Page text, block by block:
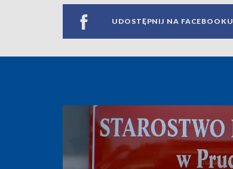
UDOSTĘPNIJ NA FACEBOOKU